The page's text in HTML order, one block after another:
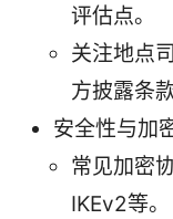
评估点。
关注地点
方披露条款
安全性与加
常见加密
IKEv2等。